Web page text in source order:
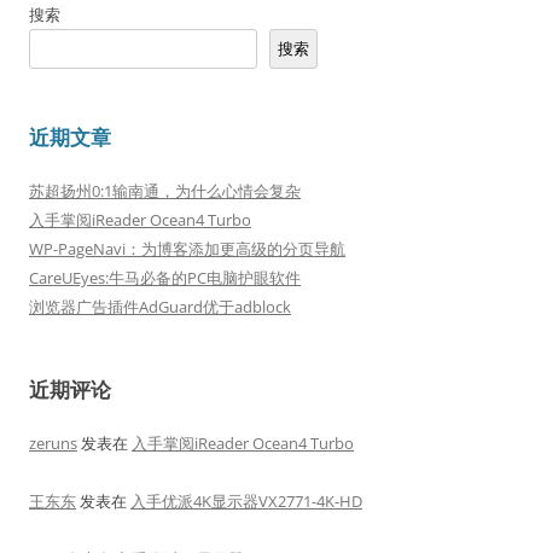
搜索
搜索
近期文章
苏超扬州0:1输南通，为什么心情会复杂
入手掌阅iReader Ocean4 Turbo
WP-PageNavi：为博客添加更高级的分页导航
CareUEyes:牛马必备的PC电脑护眼软件
浏览器广告插件AdGuard优于adblock
近期评论
zeruns发表在 入手掌阅iReader Ocean4 Turbo
王东东发表在 入手优派4K显示器VX2771-4K-HD